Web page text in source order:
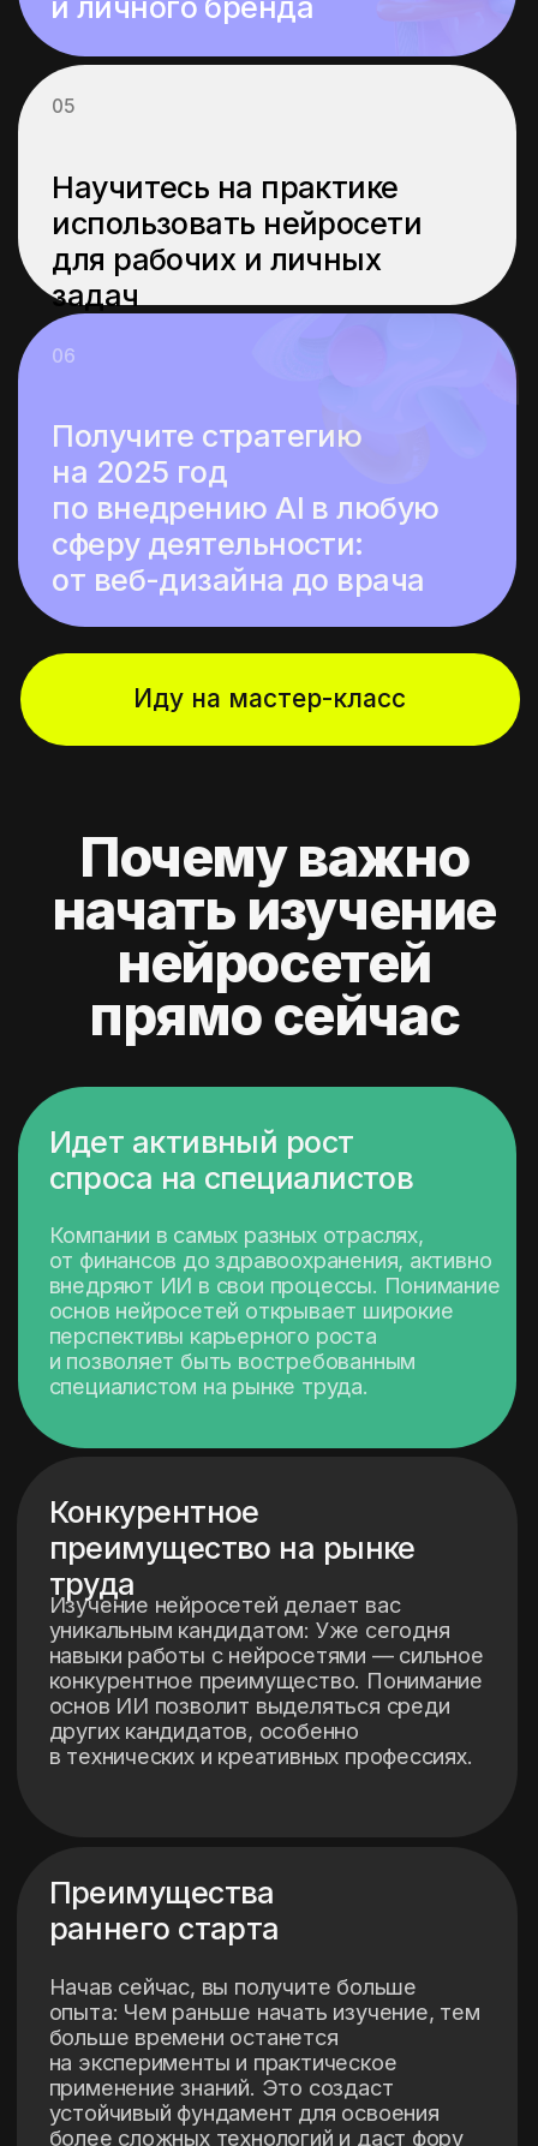
Преимущества
раннего старта
Начав сейчас, вы получите больше
опыта: Чем раньше начать изучение, тем
устойчивый фундамент для освоения
более сложных технологий и даст фору
перед теми, кто начнет позже.
преимущество на рынке
труда
Изучение нейросетей делает вас
уникальным кандидатом: Уже сегодня
навыки работы с нейросетями — сильное
в технических и креативных профессиях.
Адаптация к будущим
изменениям в профессиях
Изучение нейросетей сейчас поможет
адаптироваться к изменениям,
подготовиться к новым требованиям
и использовать ИИ для создания новых
карьерных возможностей.
Повышение личной
эффективности
Благодаря автоматизации повседневных
задач и ускорения их реализации.
Вы повысите личную эффективность,
возможностей для саморазвития.
Нейросети позволяют существенно
помогает находить решения для
оптимизации процессов в любой сфере.
Возможность автоматизировать
и оптимизировать задачи
ИИ меняет профессию во многих сферах:
Уже сегодня ИИ используется в маркетинге,
медицине, образовании и многих других
отраслях.
Забронировать место
С каждым годом роль ИИ будет
только расти, и чем раньше
начнете погружаться в эту
область, тем большими
возможностями будете
обладать в карьере и личной
Изучение нейросетей
сегодня — это Ваша инвестиция
в будущее, которая может
принести плоды уже сейчас.
А еще...
Что будет?